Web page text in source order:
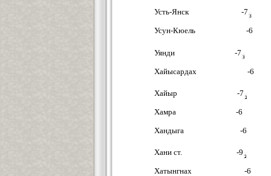
Усть-Янск -7
Усун-Кюель -6
Уянди -7
Хайысардах -6
Хайыр -7
Хамра -6
Хандыга -6
Хани ст. -9
Хатынгнах -6